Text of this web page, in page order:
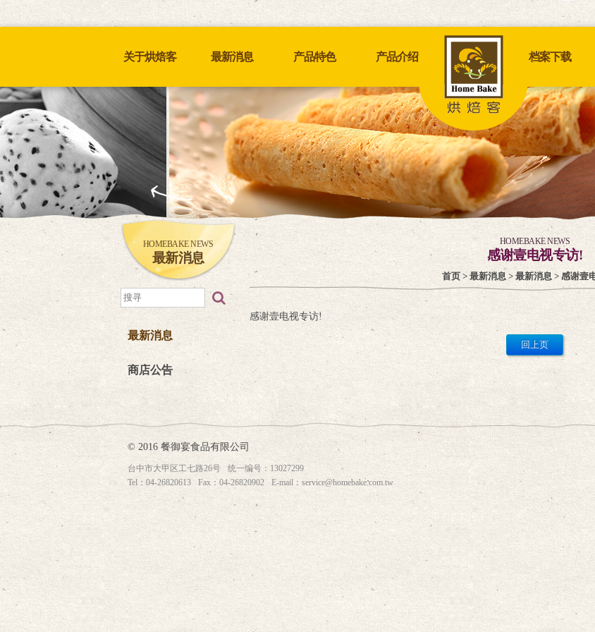
关于烘焙客 最新消息 产品特色 产品介绍 档案下载
HOMEBAKE NEWS
最新消息
最新消息
商店公告
HOMEBAKE NEWS
感谢壹电视专访!
首页> 最新消息> 最新消息> 感谢壹
感谢壹电视专访!
© 2016 餐御宴食品有限公司
台中市大甲区工七路26号
统一编号：13027299
Tel：04-26820613
Fax：04-26820902 E-mail： service@homebake.com.tw